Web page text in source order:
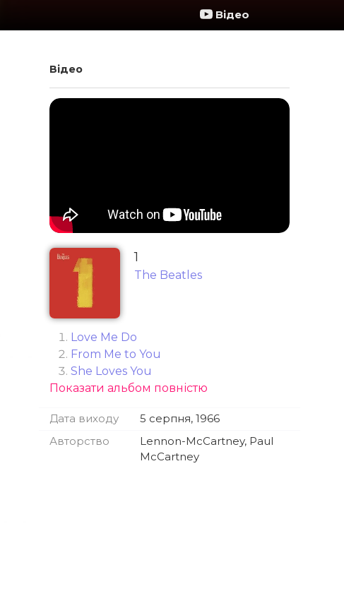
Відео
Відео
1
The Beatles
Love Me Do
From Me to You
She Loves You
I Want to Hold Your Hand
A Hard Day's Night
I Feel Fine
Eight Days a Week
Показати альбом повністю
Дата виходу
5 серпня, 1966
Авторство
Lennon-McCartney, Paul
McCartney